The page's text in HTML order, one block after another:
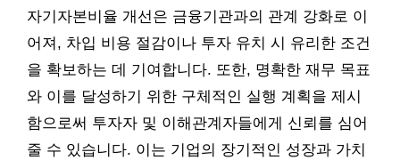
자기자본비율 개선은 금융기관과의 관계 강화로 이
어져, 차입 비용 절감이나 투자 유치 시 유리한 조건
을 확보하는 데 기여합니다. 또한, 명확한 재무 목표
와 이를 달성하기 위한 구체적인 실행 계획을 제시
함으로써 투자자 및 이해관계자들에게 신뢰를 심어
줄 수 있습니다. 이는 기업의 장기적인 성장과 가치